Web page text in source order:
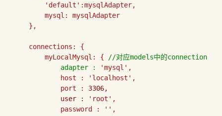
'default':mysqlAdapter,
        mysql: mysqlAdapter
    },
    connections: {
        myLocalMysql: {
//对应models中的connection
            adapter :
'mysql',
            host :
'localhost',
            port :
3306,
            user :
'root',
            password :
'',